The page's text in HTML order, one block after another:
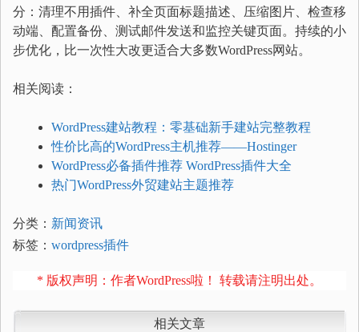
分：清理不用插件、补全页面标题描述、压缩图片、检查移
动端、配置备份、测试邮件发送和监控关键页面。持续的小
步优化，比一次性大改更适合大多数WordPress网站。
相关阅读：
WordPress建站教程：零基础新手建站完整教程
性价比高的WordPress主机推荐——Hostinger
WordPress必备插件推荐 WordPress插件大全
热门WordPress外贸建站主题推荐
分类： 新闻资讯
标签： wordpress插件
* 版权声明：作者WordPress啦！ 转载请注明出处。
相关文章